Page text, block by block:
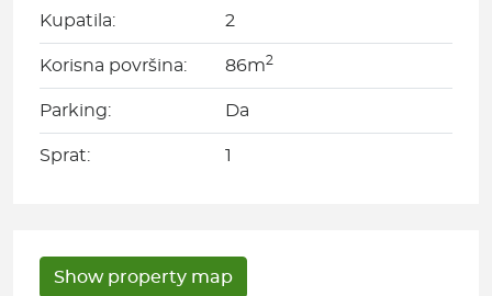
Kupatila: 2
Korisna površina: 86m2
Parking: Da
Sprat: 1